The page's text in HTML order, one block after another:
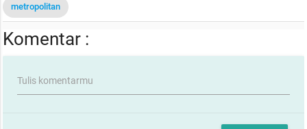
metropolitan
Komentar :
Tulis komentarmu